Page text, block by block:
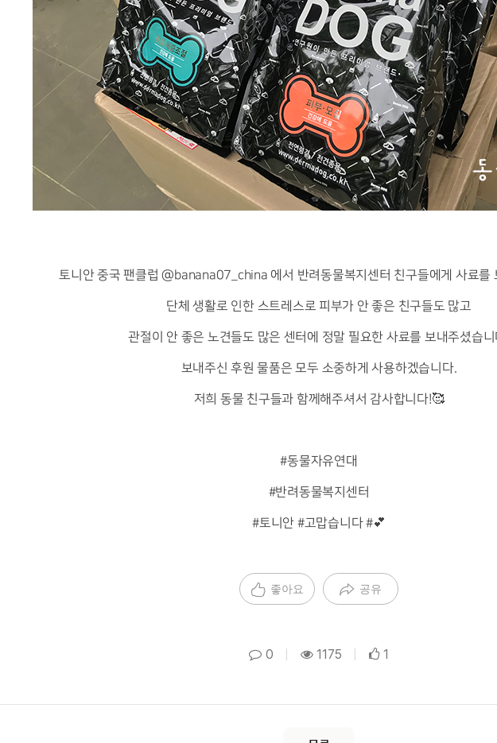
토니안 중국 팬클럽 @banana07_china 에서 반려동물복지센터 친구들에게 사료를
단체 생활로 인한 스트레스로 피부가 안 좋은 친구들도 많고
관절이 안 좋은 노견들도 많은 센터에 정말 필요한 사료를 보내주셨습
보내주신 후원 물품은 모두 소중하게 사용하겠습니다.
저희 동물 친구들과 함께해주셔서 감사합니다!🥰
#동물자유연대
#반려동물복지센터
#토니안 #고맙습니다 #💕
좋아요 공유
0 1175 1